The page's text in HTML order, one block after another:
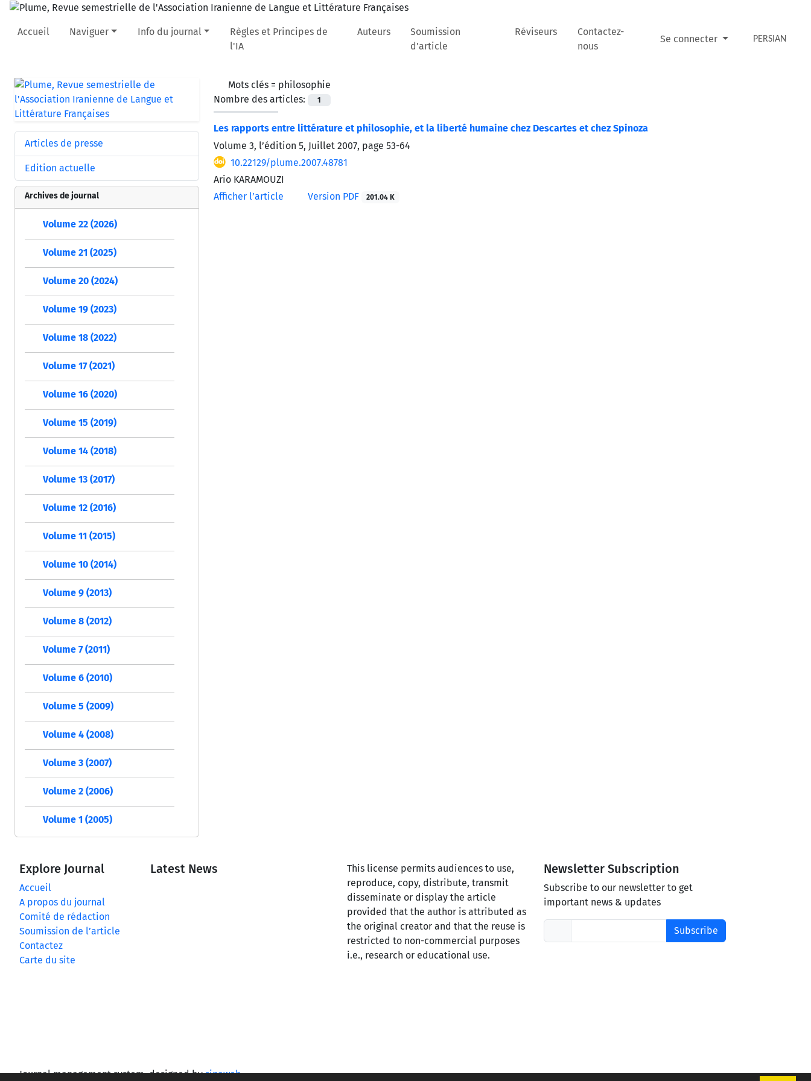
Accueil Naviguer Info du journal
Règles et Principes de
l'IA
Auteurs
Soumission
d'article
Réviseurs
Contactez-
nous
Se connecter PERSIAN
Mots clés = philosophie
Nombre des articles:
1
Les rapports entre littérature et philosophie, et la liberté humaine chez Descartes et chez Spinoza
Volume 3, l’édition 5, Juillet 2007, page 53-64
10.22129/plume.2007.48781
Ario KARAMOUZI
Afficher l’article
Version PDF 201.04 K
Articles de presse
Edition actuelle
Archives de journal
Volume 22 (2026)
Volume 21 (2025)
Volume 20 (2024)
Volume 19 (2023)
Volume 18 (2022)
Volume 17 (2021)
Volume 16 (2020)
Volume 15 (2019)
Volume 14 (2018)
Volume 13 (2017)
Volume 12 (2016)
Volume 11 (2015)
Volume 10 (2014)
Volume 9 (2013)
Volume 8 (2012)
Volume 7 (2011)
Volume 6 (2010)
Volume 5 (2009)
Volume 4 (2008)
Volume 3 (2007)
Volume 2 (2006)
Volume 1 (2005)
Explore Journal
Accueil
A propos du journal
Comité de rédaction
Soumission de l’article
Contactez
Carte du site
Latest News
This license permits audiences to use,
reproduce, copy, distribute, transmit
disseminate or display the article
provided that the author is attributed as
the original creator and that the reuse is
restricted to non-commercial purposes
i.e., research or educational use.
Newsletter Subscription
Subscribe to our newsletter to get
important news & updates
Subscribe
Journal management system.designed bysinaweb